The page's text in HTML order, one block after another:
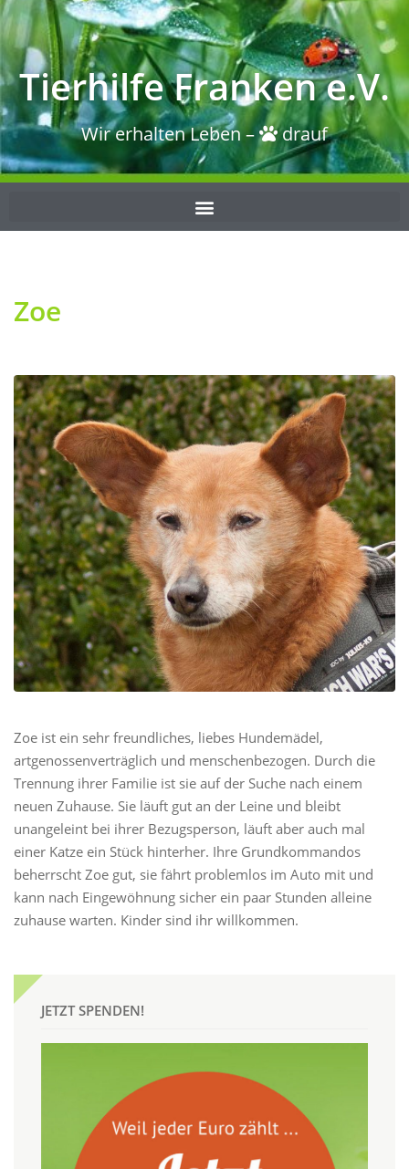
Tierhilfe Franken e.V.
Wir erhalten Leben – drauf
Zoe
Zoe ist ein sehr freundliches, liebes Hundemädel,
artgenossenverträglich und menschenbezogen. Durch die
Trennung ihrer Familie ist sie auf der Suche nach einem
neuen Zuhause. Sie läuft gut an der Leine und bleibt
unangeleint bei ihrer Bezugsperson, läuft aber auch mal
einer Katze ein Stück hinterher. Ihre Grundkommandos
beherrscht Zoe gut, sie fährt problemlos im Auto mit und
kann nach Eingewöhnung sicher ein paar Stunden alleine
zuhause warten. Kinder sind ihr willkommen.
JETZT SPENDEN!